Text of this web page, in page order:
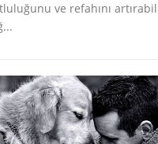
ve refahını